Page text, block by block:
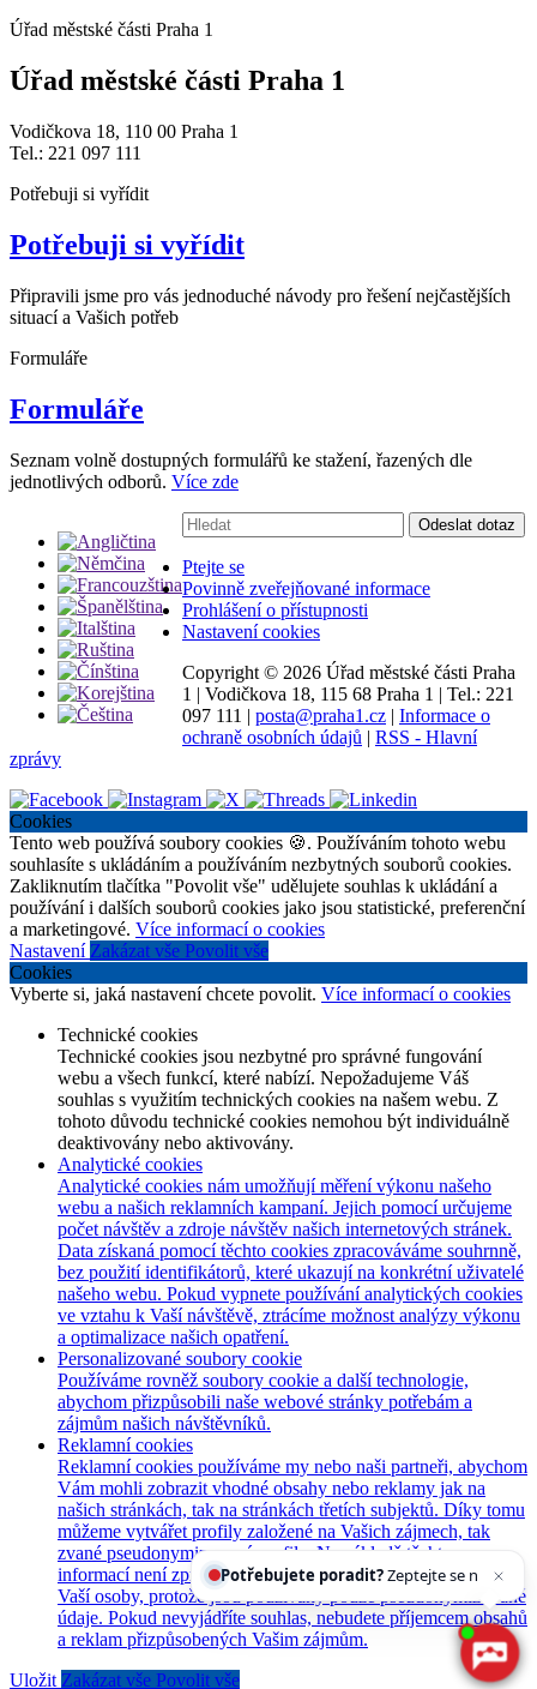
Úřad městské části Praha 1
Úřad městské části Praha 1
Vodičkova 18, 110 00 Praha 1
Tel.: 221 097 111
Potřebuji si vyřídit
Potřebuji si vyřídit
Připravili jsme pro vás jednoduché návody pro řešení nejčastějších
situací a Vašich potřeb
Formuláře
Formuláře
Seznam volně dostupných formulářů ke stažení, řazených dle
jednotlivých odborů. Více zde
Vyhledávání:
Odeslat dotaz
Ptejte se
Povinně zveřejňované informace
Prohlášení o přístupnosti
Nastavení cookies
Copyright © 2026 Úřad městské části Praha
1 | Vodičkova 18, 115 68 Praha 1 | Tel.: 221
097 111 | posta@praha1.cz | Informace o
ochraně osobních údajů | RSS - Hlavní
zprávy
Cookies
Tento web používá soubory cookies 🍪. Používáním tohoto webu
souhlasíte s ukládáním a používáním nezbytných souborů cookies.
Zakliknutím tlačítka "Povolit vše" udělujete souhlas k ukládání a
používání i dalších souborů cookies jako jsou statistické, preferenční
a marketingové. Více informací o cookies
Nastavení Zakázat vše Povolit vše
Cookies
Vyberte si, jaká nastavení chcete povolit. Více informací o cookies
Technické cookies
Technické cookies jsou nezbytné pro správné fungování
webu a všech funkcí, které nabízí. Nepožadujeme Váš
souhlas s využitím technických cookies na našem webu. Z
tohoto důvodu technické cookies nemohou být individuálně
deaktivovány nebo aktivovány.
Analytické cookies
Analytické cookies nám umožňují měření výkonu našeho
webu a našich reklamních kampaní. Jejich pomocí určujeme
počet návštěv a zdroje návštěv našich internetových stránek.
Data získaná pomocí těchto cookies zpracováváme souhrnně,
bez použití identifikátorů, které ukazují na konkrétní uživatelé
našeho webu. Pokud vypnete používání analytických cookies
ve vztahu k Vaší návštěvě, ztrácíme možnost analýzy výkonu
a optimalizace našich opatření.
Personalizované soubory cookie
Používáme rovněž soubory cookie a další technologie,
abychom přizpůsobili naše webové stránky potřebám a
zájmům našich návštěvníků.
Reklamní cookies
Reklamní cookies používáme my nebo naši partneři, abychom
Vám mohli zobrazit vhodné obsahy nebo reklamy jak na
našich stránkách, tak na stránkách třetích subjektů. Díky tomu
můžeme vytvářet profily založené na Vašich zájmech, tak
zvané pseudonymizované profily. Na základě těchto
informací není zpravidla možná bezprostřední identifikace
Vaší osoby, protože jsou používány pouze pseudonymizované
údaje. Pokud nevyjádříte souhlas, nebudete příjemcem obsahů
a reklam přizpůsobených Vašim zájmům.
Uložit Zakázat vše Povolit vše
Potřebujete poradit?Zeptejte se našeho asistenta C